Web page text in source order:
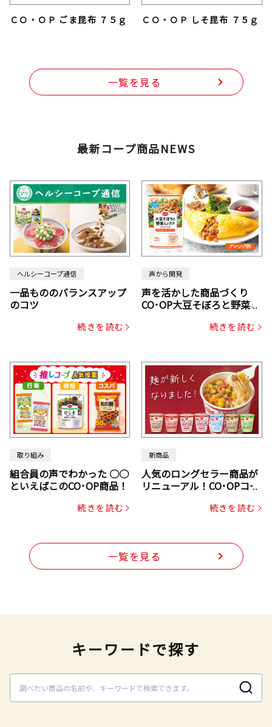
ＣＯ・ＯＰ ごま昆布 ７５ｇ ＣＯ・ＯＰ しそ昆布 ７５ｇ
一覧を見る
最新コープ商品NEWS
ヘルシーコープ通信
一品もののバランスアップ
のコツ
続きを読む
声から開発
声を活かした商品づくり
CO･OP大豆そぼろと野菜ミ
じん・コーン入り）続きを読む
取り組み
組合員の声でわかった ○○
といえばこのCO･OP商品！
続きを読む
新商品
人気のロングセラー商品が
リニューアル！CO･OPコー
続きを読む
一覧を見る
キーワードで探す